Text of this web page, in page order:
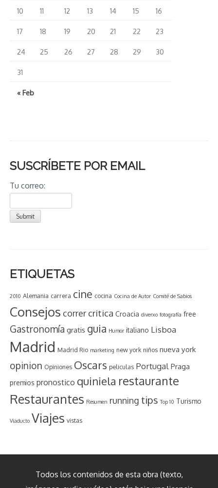
« Feb
10 11 12 13 14 15 16
17 18 19 20 21 22 23
24 25 26 27 28 29 30
31
SUSCRÍBETE POR EMAIL
Tu correo:
ETIQUETAS
2010 Alemania carrera cine cocina Cocina de Autor Comité de Sabios
Consejos correr critica Croacia diverxo fotografía free
Gastronomía gratis guia Humor italiano Lisboa
Madrid Madrid Rio marketing new york niños nueva york
opinion Opiniones Oscars peliculas Portugal Praga
premios pronostico quiniela restaurante
Restaurantes Resumen running tips Top 10 Turismo
Viaducto Viajes vistas
Todos los contenidos de esta obra (texto,